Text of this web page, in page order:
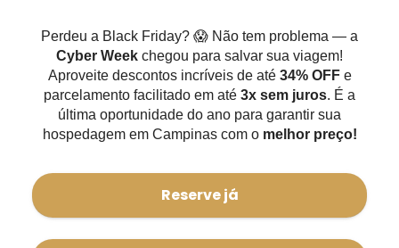
Perdeu a Black Friday? 😱 Não tem problema — a
Cyber Week chegou para salvar sua viagem!
Aproveite descontos incríveis de até 34% OFFe
parcelamento facilitado em até 3x sem juros. É a
última oportunidade do ano para garantir sua
hospedagem em Campinas com o melhor preço!
Reserve já